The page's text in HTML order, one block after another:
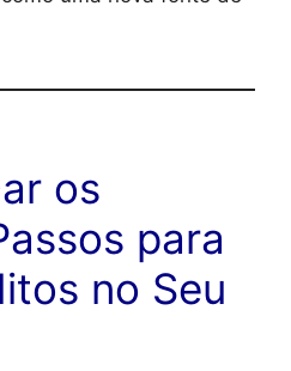
os
para
no Seu